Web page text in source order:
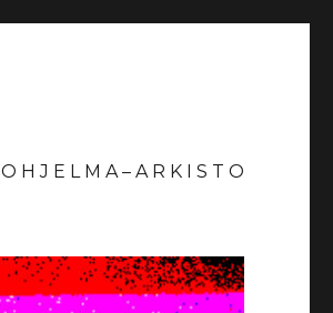
O H J E L M A – A R K I S T O